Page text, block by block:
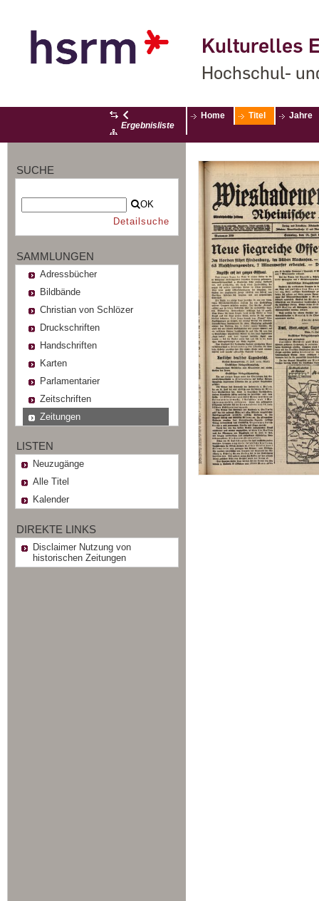
Kulturelles
Hochschul-
Ergebnisliste
Home Titel Jahre
SUCHE
OK
Detailsuche
SAMMLUNGEN
Adressbücher
Bildbände
Christian von Schlözer
Druckschriften
Handschriften
Karten
Parlamentarier
Zeitschriften
Zeitungen
LISTEN
Neuzugänge
Alle Titel
Kalender
DIREKTE LINKS
Disclaimer Nutzung von
historischen Zeitungen